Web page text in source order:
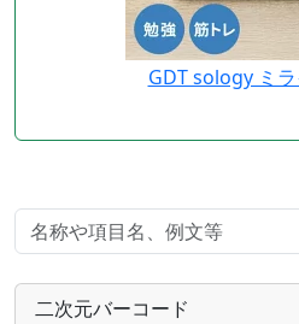
GDT sology ミ
二次元バーコード